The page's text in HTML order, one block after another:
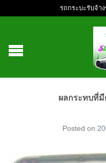
รถกระบะรับจ้า
ผลกระทบที่มี
Posted on